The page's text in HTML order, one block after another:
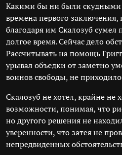
Какими бы ни были скудными
времена первого
благодаря им Скалозуб сумел
долгое время. Сейчас дело
Рассчитывать на помощь
урывал объедки от заметно
воинов свободы, не
Скалозуб не хотел, крайне не
возможности, понимая, что
но другого решения не
уверенности, что затея не
непредвиденных